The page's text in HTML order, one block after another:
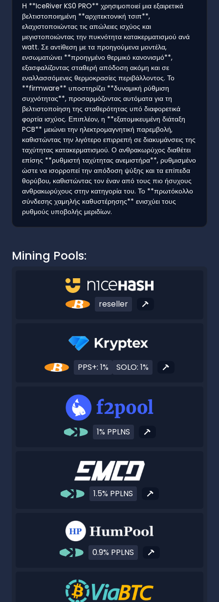
Η **IceRiver KS0 PRO** χρησιμοποιεί μια εξαιρετικά
βελτιστοποιημένη **αρχιτεκτονική τσιπ**,
ελαχιστοποιώντας τις απώλειες ισχύος και
μεγιστοποιώντας την πυκνότητα κατακερματισμού ανά
watt. Σε αντίθεση με τα προηγούμενα μοντέλα,
ενσωματώνει **προηγμένο θερμικό κανονισμό**,
εξασφαλίζοντας σταθερή απόδοση ακόμη και σε
εναλλασσόμενες θερμοκρασίες περιβάλλοντος. Το
**firmware** υποστηρίζει **δυναμική ρύθμιση
συχνότητας**, προσαρμόζοντας αυτόματα για τη
βελτιστοποίηση της σταθερότητας υπό διαφορετικά
φορτία ισχύος. Επιπλέον, η **εξατομικευμένη διάταξη
PCB** μειώνει την ηλεκτρομαγνητική παρεμβολή,
καθιστώντας την λιγότερο επιρρεπή σε διακυμάνσεις της
ταχύτητας κατακερματισμού. Ο ανθρακωρύχος διαθέτει
επίσης **ρυθμιστή ταχύτητας ανεμιστήρα**, ρυθμισμένο
ώστε να ισορροπεί την απόδοση ψύξης και τα επίπεδα
θορύβου, καθιστώντας τον έναν από τους πιο ήσυχους
ανθρακωρύχους στην κατηγορία του. Το **πρωτόκολλο
σύνδεσης χαμηλής καθυστέρησης** ενισχύει τους
ρυθμούς υποβολής μεριδίων.
Mining Pools:
reseller
PPS+: 1% SOLO: 1%
1% PPLNS
1.5% PPLNS
0.9% PPLNS